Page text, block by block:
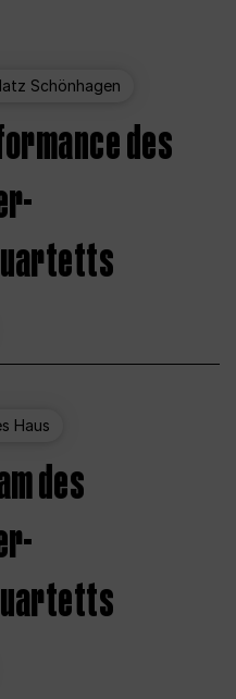
Schönhagen
des
Haus
des